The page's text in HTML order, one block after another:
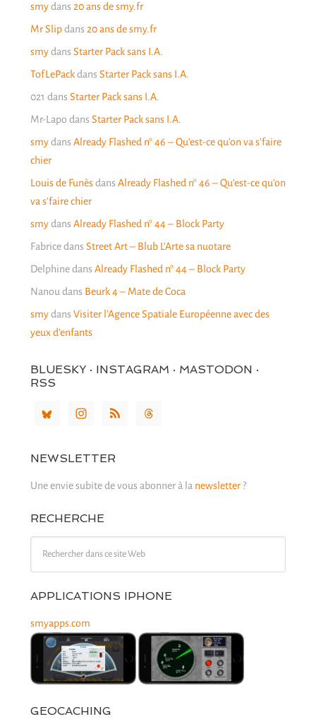
smydans 20 ans de smy.fr
Mr Slipdans 20 ans de smy.fr
smydans Starter Pack sans I.A.
TofLePackdans Starter Pack sans I.A.
021 dans Starter Pack sans I.A.
Mr-Lapo dans Starter Pack sans I.A.
smydans Already Flashed n° 46 – Qu’est-ce qu’on va s’faire
chier
Louis de Funèsdans Already Flashed n° 46 – Qu’est-ce qu’on
va s’faire chier
smydans Already Flashed n° 44 – Block Party
Fabricedans Street Art – Blub L’Arte sa nuotare
Delphinedans Already Flashed n° 44 – Block Party
Nanou dans Beurk 4 – Mate de Coca
smydans Visiter l’Agence Spatiale Européenne avec des
yeux d’enfants
BLUESKY · INSTAGRAM · MASTODON ·
RSS
NEWSLETTER
Une envie subite de vous abonner à la newsletter?
RECHERCHE
APPLICATIONS IPHONE
smyapps.com
GEOCACHING